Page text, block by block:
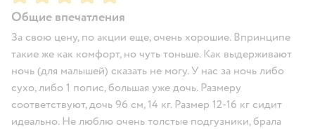
Общие впечатления
За свою цену, по акции еще, очень хорошие. Впринципе
такие же как комфорт, но чуть тоньше. Как выдерживают
ночь (для малышей) сказать не могу. У нас за ночь либо
сухо, либо 1 попис, большая уже дочь. Размеру
соответствуют, дочь 96 см, 14 кг. Размер 12-16 кг сидит
идеально. Не люблю очень толстые подгузники, брала